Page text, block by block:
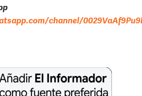
channel/